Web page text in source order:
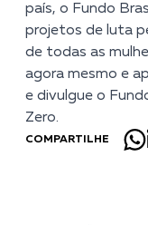
país, o Fundo
projetos de luta
de todas as
agora mesmo e
e divulgue o
Zero.
COMPARTILHE